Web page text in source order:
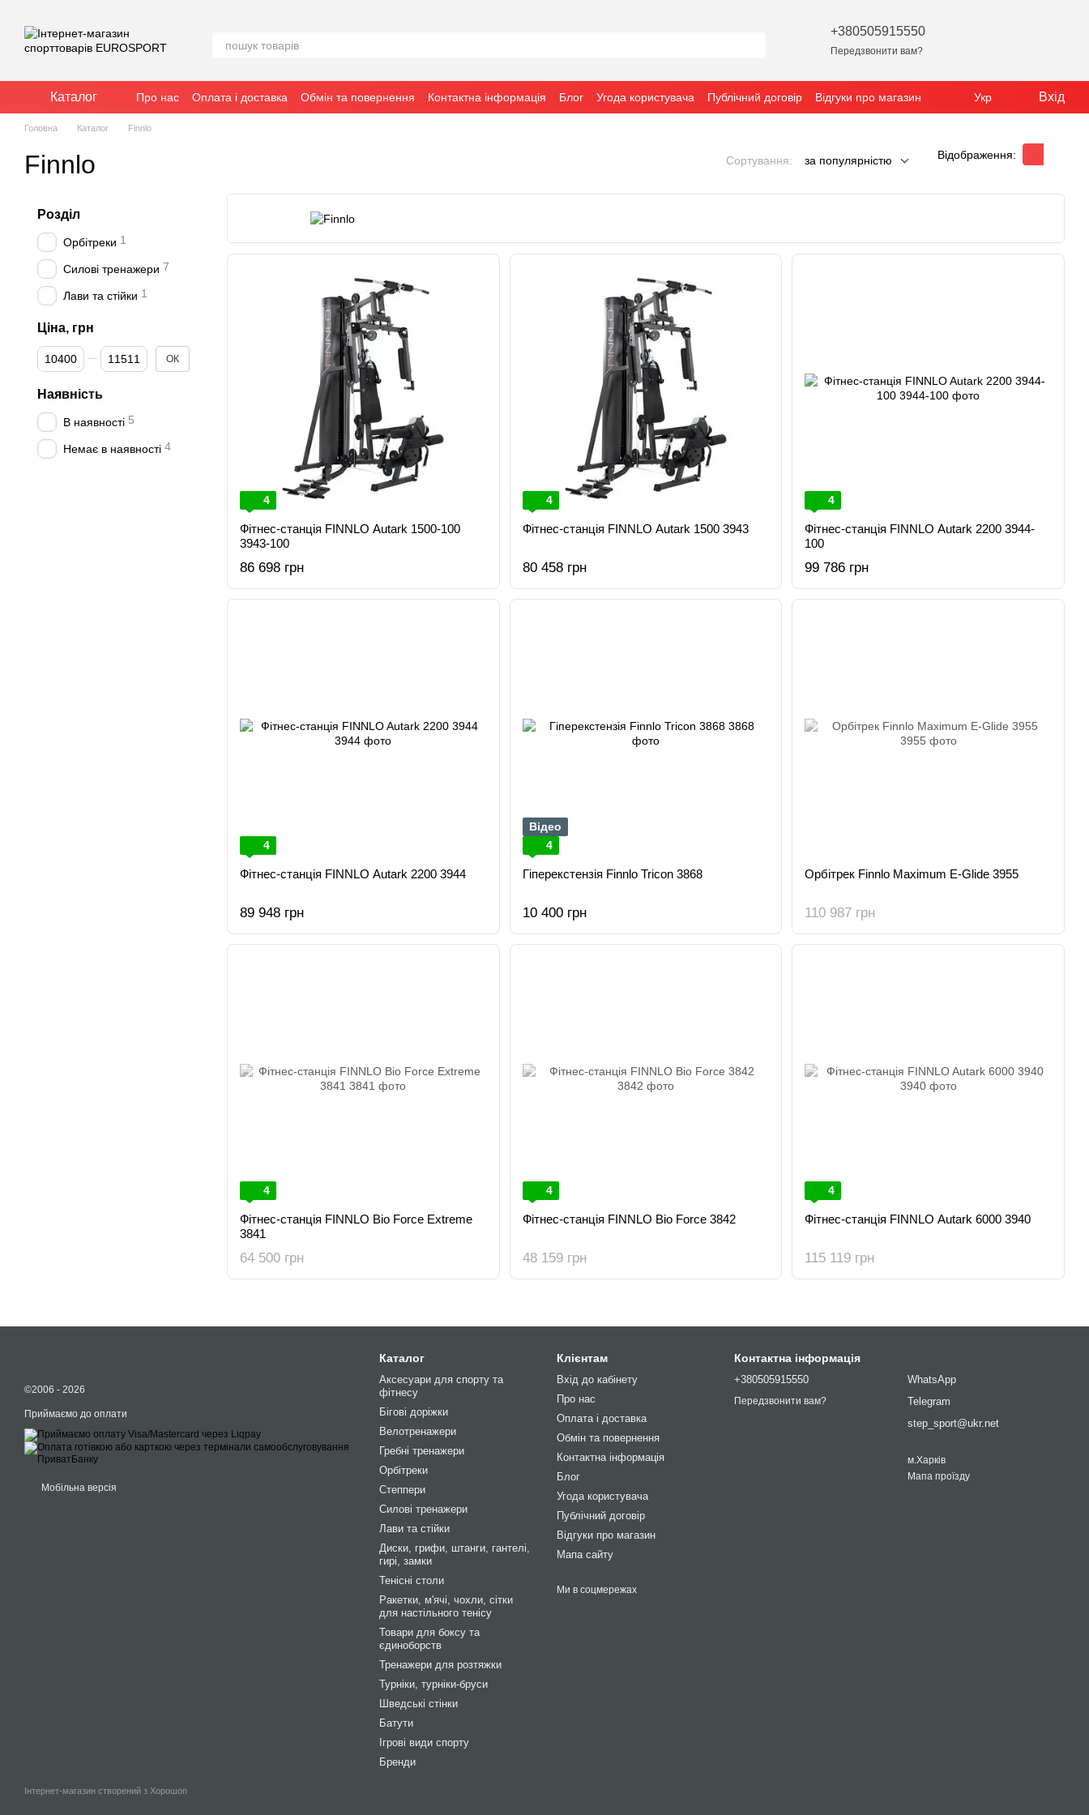
+380505915550
Передзвонити вам?
Каталог Про нас Оплата і доставка Обмін та повернення Контактна інформація Блог Угода користувача Публічний договір Відгуки про магазин Укр Вхід
Головна Каталог Finnlo
Finnlo Сортування: за популярністю Відображення:
4
Фітнес-станція FINNLO Autark 1500-100
3943-100
86 698 грн
4
Фітнес-станція FINNLO Autark 1500 3943
80 458 грн
4
Фітнес-станція FINNLO Autark 2200 3944-
100
99 786 грн
4
Фітнес-станція FINNLO Autark 2200 3944
89 948 грн
Відео
4
Гіперекстензія Finnlo Tricon 3868
10 400 грн
Орбітрек Finnlo Maximum E-Glide 3955
110 987 грн
4
Фітнес-станція FINNLO Bio Force Extreme
3841
64 500 грн
4
Фітнес-станція FINNLO Bio Force 3842
48 159 грн
4
Фітнес-станція FINNLO Autark 6000 3940
115 119 грн
Розділ
Орбітреки 1
Силові тренажери 7
Лави та стійки 1
Ціна, грн
Від Ціна, грн
До Ціна, грн ОК
Наявність
В наявності 5
Немає в наявності 4
©2006 - 2026
Приймаємо до оплати
Мобільна версія
Інтернет-магазин створений з Хорошоп
Каталог
Аксесуари для спорту та
фітнесу
Бігові доріжки
Велотренажери
Гребні тренажери
Орбітреки
Степпери
Силові тренажери
Лави та стійки
Диски, грифи, штанги, гантелі,
гирі, замки
Тенісні столи
Ракетки, м'ячі, чохли, сітки
для настільного тенісу
Товари для боксу та
єдиноборств
Тренажери для розтяжки
Турніки, турніки-бруси
Шведські стінки
Батути
Ігрові види спорту
Бренди
Клієнтам
Вхід до кабінету
Про нас
Оплата і доставка
Обмін та повернення
Контактна інформація
Блог
Угода користувача
Публічний договір
Відгуки про магазин
Мапа сайту
Ми в соцмережах
Контактна інформація
+380505915550
Передзвонити вам?
WhatsApp
Telegram
step_sport@ukr.net
м.Харків
Мапа проїзду